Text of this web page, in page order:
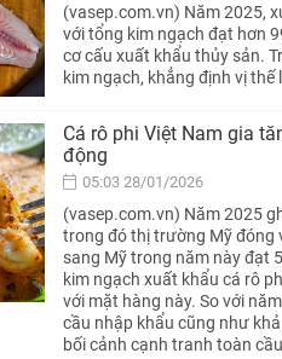
(vasep.com.vn) Năm 2025,
với tổng kim ngạch đạt hơn
cơ cấu xuất khẩu thủy sản.
kim ngạch, khẳng định vị
Cá rô phi Việt Nam gia
động
05:03 28/01/2026
(vasep.com.vn) Năm 2025
trong đó thị trường Mỹ đóng
sang Mỹ trong năm này đạt
kim ngạch xuất khẩu cá rô
với mặt hàng này. So với
cầu nhập khẩu cũng như
bối cảnh cạnh tranh toàn